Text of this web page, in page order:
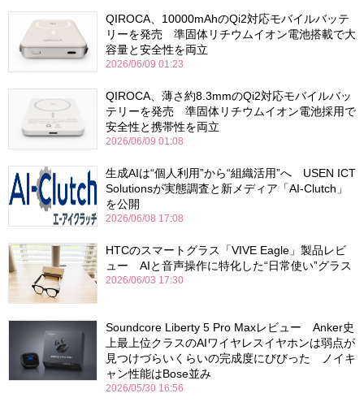
QIROCA、10000mAhのQi2対応モバイルバッテ
リーを発売 準固体リチウムイオン電池搭載で大
容量と安全性を両立
2026/06/09 01:23
QIROCA、薄さ約8.3mmのQi2対応モバイルバッ
テリーを発売 準固体リチウムイオン電池採用で
安全性と携帯性を両立
2026/06/09 01:08
生成AIは“個人利用”から“組織活用”へ USEN ICT
Solutionsが実態調査と新メディア「AI-Clutch」
を公開
2026/06/08 17:08
HTCのスマートグラス「VIVE Eagle」製品レビ
ュー AIと音声操作に特化した“日常使い”グラス
2026/06/03 17:30
Soundcore Liberty 5 Pro Maxレビュー Anker史
上最上位クラスのAIワイヤレスイヤホンは弱点が
見つけづらいくらいの完成度にびびった ノイキ
ャン性能はBose並み
2026/05/30 16:56